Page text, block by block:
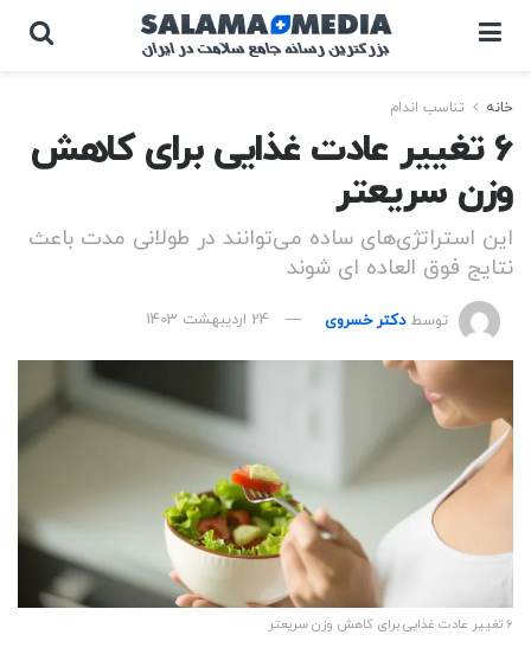
خانه تناسب اندام
6 تغییر عادت غذایی برای کاهش
وزن سریعتر
این استراتژی‌های ساده می‌توانند در طولانی مدت باعث
نتایج فوق العاده ای شوند
توسط دکتر خسروی 24 اردیبهشت 1403
6 تغییر عادت غذایی برای کاهش وزن سریعتر